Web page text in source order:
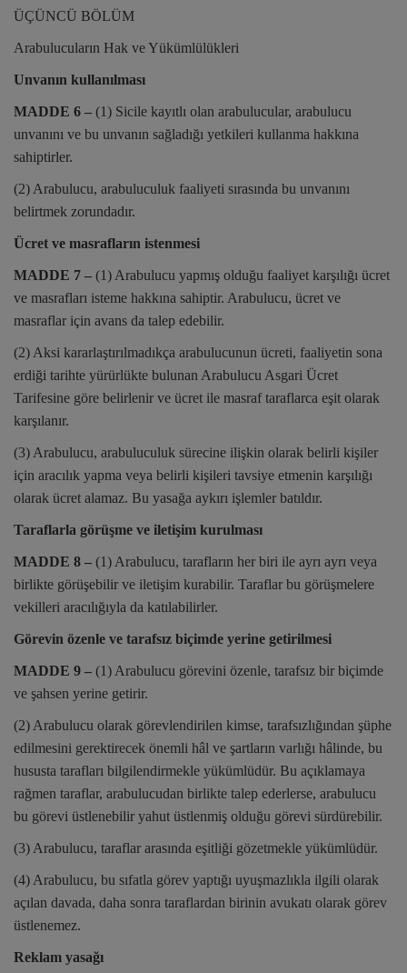
ÜÇÜNCÜ BÖLÜM
Arabulucuların Hak ve Yükümlülükleri
Unvanın kullanılması
MADDE 6 – (1) Sicile kayıtlı olan arabulucular, arabulucu
unvanını ve bu unvanın sağladığı yetkileri kullanma hakkına
sahiptirler.
(2) Arabulucu, arabuluculuk faaliyeti sırasında bu unvanını
belirtmek zorundadır.
Ücret ve masrafların istenmesi
MADDE 7 – (1) Arabulucu yapmış olduğu faaliyet karşılığı ücret
ve masrafları isteme hakkına sahiptir. Arabulucu, ücret ve
masraflar için avans da talep edebilir.
(2) Aksi kararlaştırılmadıkça arabulucunun ücreti, faaliyetin sona
erdiği tarihte yürürlükte bulunan Arabulucu Asgari Ücret
Tarifesine göre belirlenir ve ücret ile masraf taraflarca eşit olarak
karşılanır.
(3) Arabulucu, arabuluculuk sürecine ilişkin olarak belirli kişiler
için aracılık yapma veya belirli kişileri tavsiye etmenin karşılığı
olarak ücret alamaz. Bu yasağa aykırı işlemler batıldır.
Taraflarla görüşme ve iletişim kurulması
MADDE 8 – (1) Arabulucu, tarafların her biri ile ayrı ayrı veya
birlikte görüşebilir ve iletişim kurabilir. Taraflar bu görüşmelere
vekilleri aracılığıyla da katılabilirler.
Görevin özenle ve tarafsız biçimde yerine getirilmesi
MADDE 9 – (1) Arabulucu görevini özenle, tarafsız bir biçimde
ve şahsen yerine getirir.
(2) Arabulucu olarak görevlendirilen kimse, tarafsızlığından şüphe
edilmesini gerektirecek önemli hâl ve şartların varlığı hâlinde, bu
hususta tarafları bilgilendirmekle yükümlüdür. Bu açıklamaya
rağmen taraflar, arabulucudan birlikte talep ederlerse, arabulucu
bu görevi üstlenebilir yahut üstlenmiş olduğu görevi sürdürebilir.
(3) Arabulucu, taraflar arasında eşitliği gözetmekle yükümlüdür.
(4) Arabulucu, bu sıfatla görev yaptığı uyuşmazlıkla ilgili olarak
açılan davada, daha sonra taraflardan birinin avukatı olarak görev
üstlenemez.
Reklam yasağı